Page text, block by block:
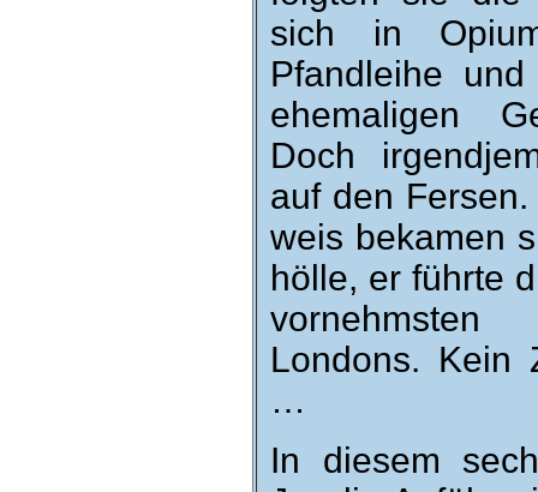
sich in
Pfand­leihe
ehe­ma­ligen
Doch
auf den
weis be­kamen
hölle, er führte
Londons. Kein
…
In diesem